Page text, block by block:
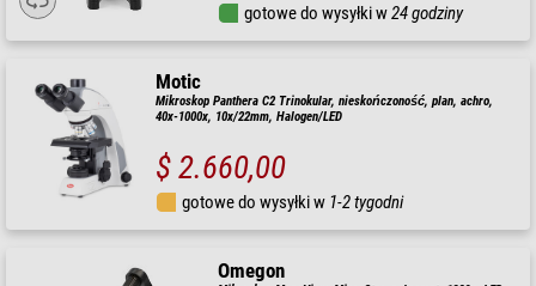
gotowe do wysyłki w24 godziny
Motic
Mikroskop Panthera C2 Trinokular, nieskończoność, plan, achro,
40x-1000x, 10x/22mm, Halogen/LED
$ 2.660,00
gotowe do wysyłki w 1-2 tygodni
Omegon